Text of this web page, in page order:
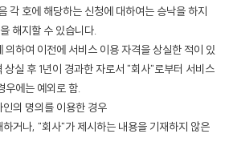
각 호에 해당하는 신청에 대하여는 승낙을 하지
해지할 수 있습니다.
의하여 이전에 서비스 이용 자격을 상실한 적이 있
상실 후 1년이 경과한 자로서 "회사"로부터 서비스
우에는 예외로 함.
의 명의를 이용한 경우
거나, "회사"가 제시하는 내용을 기재하지 않은